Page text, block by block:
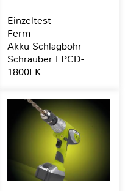
Einzeltest
Ferm
Akku-Schlagbohr-
Schrauber FPCD-
1800LK